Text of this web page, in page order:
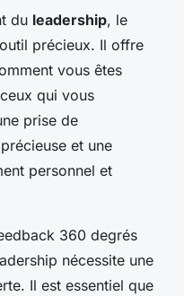
du leadership, le
précieux. Il offre
vous êtes
qui vous
prise de
et une
personnel et
360 degrés
nécessite une
Il est essentiel que